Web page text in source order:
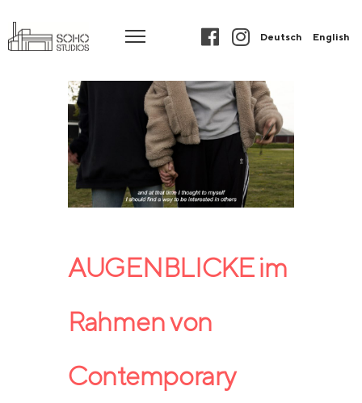
Deutsch English
AUGENBLICKE im
Rahmen von
Contemporary